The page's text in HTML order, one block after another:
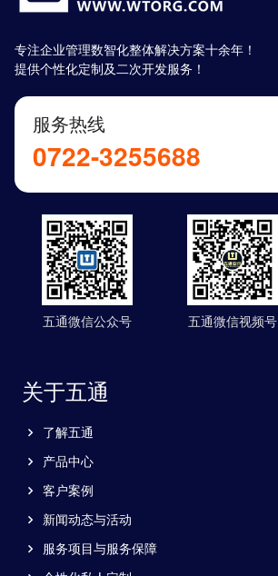
专注企业管理数智化整体解决方案十余年！
提供个性化定制及二次开发服务！
服务热线
0722-3255688
五通微信公众号 五通微信视频号
关于五通
了解五通
产品中心
客户案例
新闻动态与活动
服务项目与服务保障